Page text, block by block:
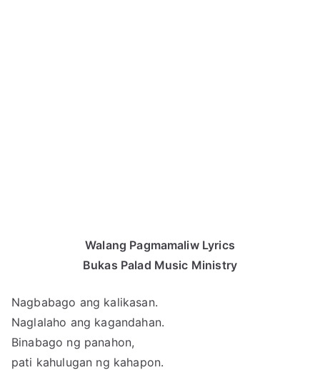
Walang Pagmamaliw Lyrics
Bukas Palad Music Ministry
Nagbabago ang kalikasan.
Naglalaho ang kagandahan.
Binabago ng panahon,
pati kahulugan ng kahapon.